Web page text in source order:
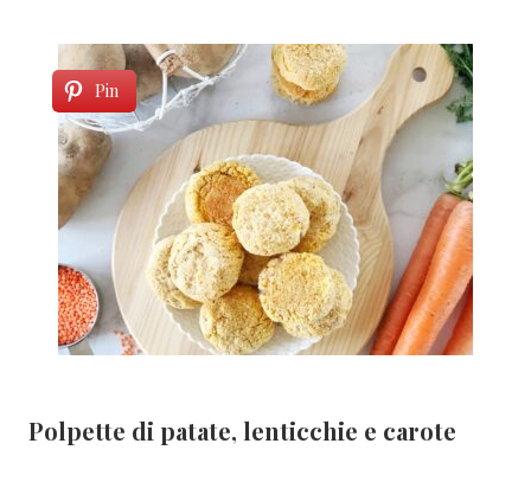
Pin
Polpette di patate, lenticchie e carote